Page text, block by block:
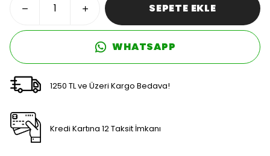
SEPETE EKLE
WHATSAPP
1250 TL ve Üzeri Kargo Bedava!
Kredi Kartına 12 Taksit İmkanı